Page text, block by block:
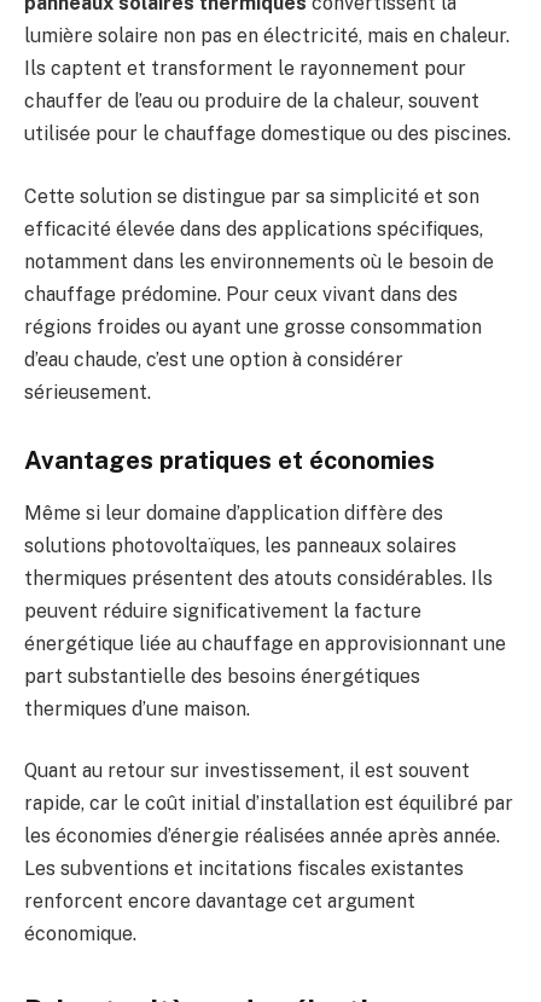
lumière solaire non pas en électricité, mais en chaleur.
Ils captent et transforment le rayonnement pour
chauffer de l’eau ou produire de la chaleur, souvent
utilisée pour le chauffage domestique ou des piscines.
Cette solution se distingue par sa simplicité et son
efficacité élevée dans des applications spécifiques,
notamment dans les environnements où le besoin de
chauffage prédomine. Pour ceux vivant dans des
régions froides ou ayant une grosse consommation
d’eau chaude, c’est une option à considérer
sérieusement.
Avantages pratiques et économies
Même si leur domaine d’application diffère des
solutions photovoltaïques, les panneaux solaires
thermiques présentent des atouts considérables. Ils
peuvent réduire significativement la facture
énergétique liée au chauffage en approvisionnant une
part substantielle des besoins énergétiques
thermiques d’une maison.
Quant au retour sur investissement, il est souvent
rapide, car le coût initial d’installation est équilibré par
les économies d’énergie réalisées année après année.
Les subventions et incitations fiscales existantes
renforcent encore davantage cet argument
économique.